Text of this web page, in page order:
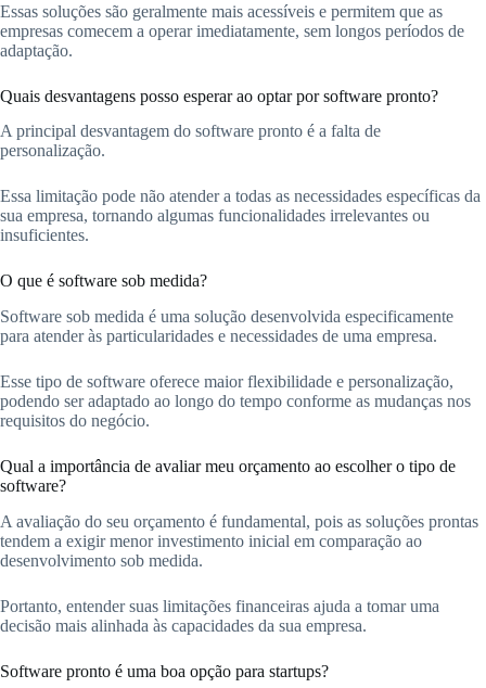
Essas soluções são geralmente mais acessíveis e permitem que as
empresas comecem a operar imediatamente, sem longos períodos de
adaptação.
Quais desvantagens posso esperar ao optar por software pronto?
A principal desvantagem do software pronto é a falta de
personalização.
Essa limitação pode não atender a todas as necessidades específicas da
sua empresa, tornando algumas funcionalidades irrelevantes ou
insuficientes.
O que é software sob medida?
Software sob medida é uma solução desenvolvida especificamente
para atender às particularidades e necessidades de uma empresa.
Esse tipo de software oferece maior flexibilidade e personalização,
podendo ser adaptado ao longo do tempo conforme as mudanças nos
requisitos do negócio.
Qual a importância de avaliar meu orçamento ao escolher o tipo de
software?
A avaliação do seu orçamento é fundamental, pois as soluções prontas
tendem a exigir menor investimento inicial em comparação ao
desenvolvimento sob medida.
Portanto, entender suas limitações financeiras ajuda a tomar uma
decisão mais alinhada às capacidades da sua empresa.
Software pronto é uma boa opção para startups?